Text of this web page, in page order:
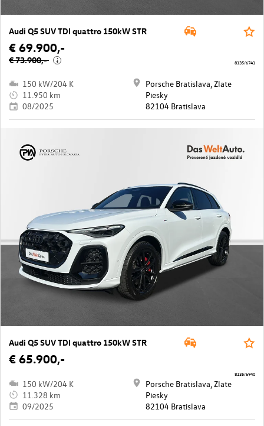
Audi Q5 SUV TDI quattro 150kW STR
€ 69.900,-
€ 73.900,- i
150 kW/204 K
11.950 km
08/2025
Porsche Bratislava, Zlate
Piesky
82104 Bratislava
8135/6741
Audi Q5 SUV TDI quattro 150kW STR
€ 65.900,-
150 kW/204 K
11.328 km
09/2025
Porsche Bratislava, Zlate
Piesky
82104 Bratislava
8135/6940